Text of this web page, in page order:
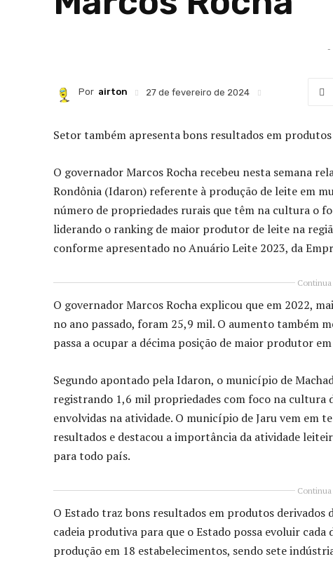
-
Por airton 27 de fevereiro de 2024
Setor também apresenta bons resultados em
O governador Marcos Rocha recebeu nesta semana
Rondônia (Idaron) referente à produção de leite em
número de propriedades rurais que têm na cultura o
liderando o ranking de maior produtor de leite na
conforme apresentado no Anuário Leite 2023, da
Continua
O governador Marcos Rocha explicou que em 2022,
no ano passado, foram 25,9 mil. O aumento também
passa a ocupar a décima posição de maior produtor
Segundo apontado pela Idaron, o município de
registrando 1,6 mil propriedades com foco na cultura
envolvidas na atividade. O município de Jaru vem em
resultados e destacou a importância da atividade
para todo país.
Continua
O Estado traz bons resultados em produtos
cadeia produtiva para que o Estado possa evoluir cada
produção em 18 estabelecimentos, sendo sete